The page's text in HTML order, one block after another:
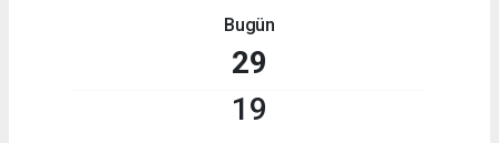
Bugün
29
19